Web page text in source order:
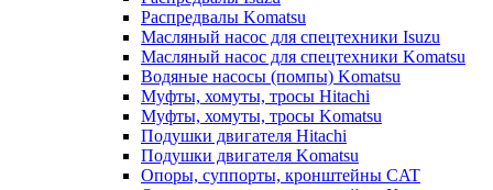
Распредвалы Komatsu
Масляный насос для спецтехники Isuzu
Масляный насос для спецтехники Komatsu
Водяные насосы (помпы) Komatsu
Муфты, хомуты, тросы Hitachi
Муфты, хомуты, тросы Komatsu
Подушки двигателя Hitachi
Подушки двигателя Komatsu
Опоры, суппорты, кронштейны CAT